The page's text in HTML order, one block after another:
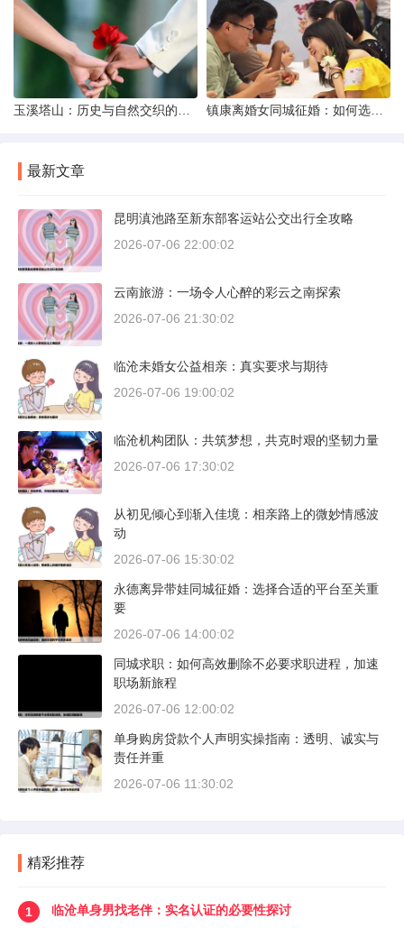
最新文章
昆明滇池路至新东部客运站公交出行全攻略
2026-07-06 22:00:02
云南旅游：一场令人心醉的彩云之南探索
2026-07-06 21:30:02
临沧未婚女公益相亲：真实要求与期待
2026-07-06 19:00:02
临沧机构团队：共筑梦想，共克时艰的坚韧力量
2026-07-06 17:30:02
从初见倾心到渐入佳境：相亲路上的微妙情感波
动
2026-07-06 15:30:02
永德离异带娃同城征婚：选择合适的平台至关重
要
2026-07-06 14:00:02
同城求职：如何高效删除不必要求职进程，加速
职场新旅程
2026-07-06 12:00:02
单身购房贷款个人声明实操指南：透明、诚实与
责任并重
2026-07-06 11:30:02
精彩推荐
1
临沧单身男找老伴：实名认证的必要性探讨